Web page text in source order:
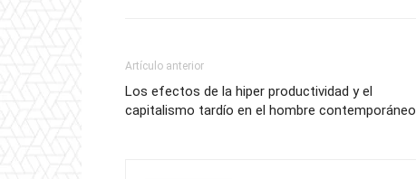
Artículo anterior
Los efectos de la hiper productividad y el
capitalismo tardío en el hombre contemporáneo